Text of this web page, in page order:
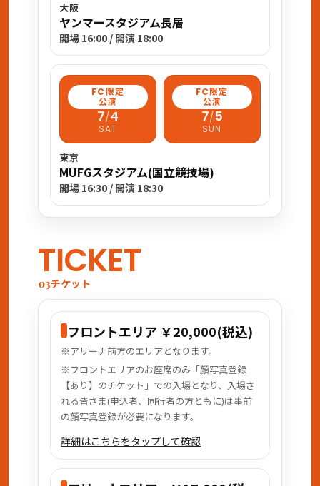
大阪
ヤンマースタジアム長居
開場 16:00 / 開演 18:00
FC限定
公演
7/4
SAT
FC限定
公演
7/5
SUN
東京
MUFGスタジアム(国立競技場)
開場 16:30 / 開演 18:30
TICKET
03チケット
フロントエリア ￥20,000(税込)
※アリーナ前方のエリアとなります。
※フロントエリアのお座席のみ「顔写真登録
【あり】のチケット」での入場となり、入場さ
れる皆さま(申込者、同行者の方ともに)は事前
の顔写真登録が必要になります。
詳細はこちらをタップして確認